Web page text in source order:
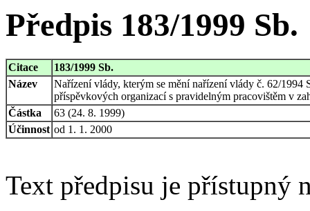
Předpis 183/1999 Sb.
Citace
183/1999 Sb.
Název
Nařízení vlády, kterým se mění nařízení vlády č. 62/1994
příspěvkových organizací s pravidelným pracovištěm v
Částka
63 (24. 8. 1999)
Účinnost od 1. 1. 2000
Text předpisu je přístupný